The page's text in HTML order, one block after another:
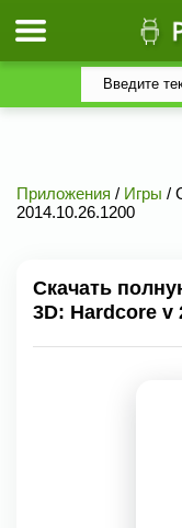
Приложения / Игры /
2014.10.26.1200
Скачать
3D: Hardcore v